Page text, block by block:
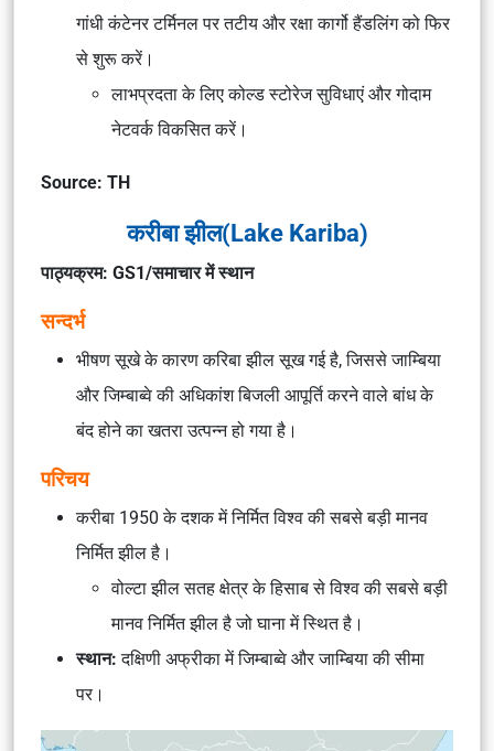
गांधी कंटेनर टर्मिनल पर तटीय और रक्षा कार्गो हैंडलिंग को फिर
से शुरू करें।
लाभप्रदता के लिए कोल्ड स्टोरेज सुविधाएं और गोदाम
नेटवर्क विकसित करें।
Source: TH
करीबा झील(Lake Kariba)
पाठ्यक्रम: GS1/समाचार में स्थान
सन्दर्भ
भीषण सूखे के कारण करिबा झील सूख गई है, जिससे जाम्बिया
और जिम्बाब्वे की अधिकांश बिजली आपूर्ति करने वाले बांध के
बंद होने का खतरा उत्पन्न हो गया है।
परिचय
करीबा 1950 के दशक में निर्मित विश्व की सबसे बड़ी मानव
निर्मित झील है।
वोल्टा झील सतह क्षेत्र के हिसाब से विश्व की सबसे बड़ी
मानव निर्मित झील है जो घाना में स्थित है।
स्थान:दक्षिणी अफ्रीका में जिम्बाब्वे और जाम्बिया की सीमा
पर।